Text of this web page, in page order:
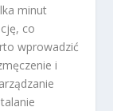
minut
co
wprowadzić
i